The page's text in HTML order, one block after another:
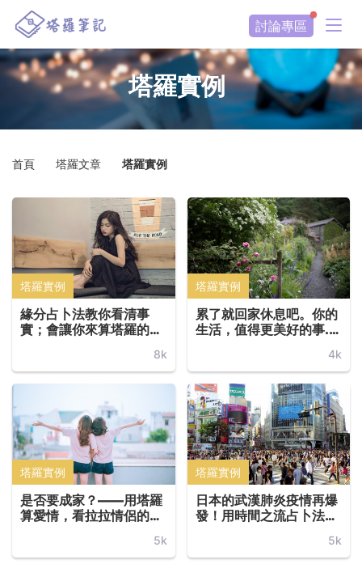
討論專區
塔羅實例
首頁 塔羅文章 塔羅實例
塔羅實例
緣分占卜法教你看清事
實；會讓你來算塔羅的，
8k
塔羅實例
累了就回家休息吧。你的
生活，值得更美好的事...
4k
塔羅實例
是否要成家？——用塔羅
算愛情，看拉拉情侶的甜
5k
塔羅實例
日本的武漢肺炎疫情再爆
發！用時間之流占卜法算
5k